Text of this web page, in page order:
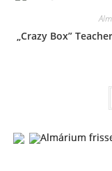
„Crazy Box”